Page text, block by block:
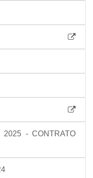
2025 - CONTRATO